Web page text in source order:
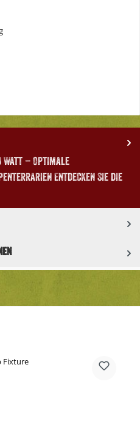
Watt – Optimale
Entdecken Sie die